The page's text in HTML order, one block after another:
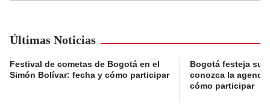
Últimas Noticias
Festival de cometas de Bogotá en el
Simón Bolívar: fecha y cómo participar
Bogotá festeja su
conozca la
cómo participar